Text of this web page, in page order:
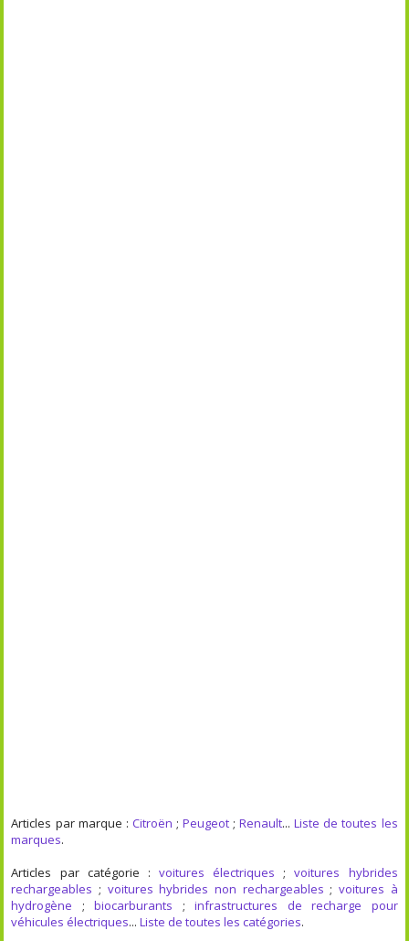
Articles par marque : Citroën ; Peugeot ;Renault...Liste de toutes les
marques.
Articles par catégorie : voitures électriques ;voitures hybrides
rechargeables ; voitures hybrides non rechargeables ; voitures à
hydrogène ;biocarburants ;infrastructures de recharge pour
véhicules électriques...Liste de toutes les catégories.